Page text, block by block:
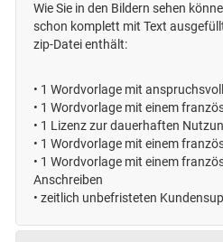
Wie Sie in den Bildern sehen
schon komplett mit Text
zip-Datei enthält:
• 1 Wordvorlage mit
• 1 Wordvorlage mit einem
• 1 Lizenz zur dauerhaften
• 1 Wordvorlage mit einem
• 1 Wordvorlage mit einem
Anschreiben
• zeitlich unbefristeten